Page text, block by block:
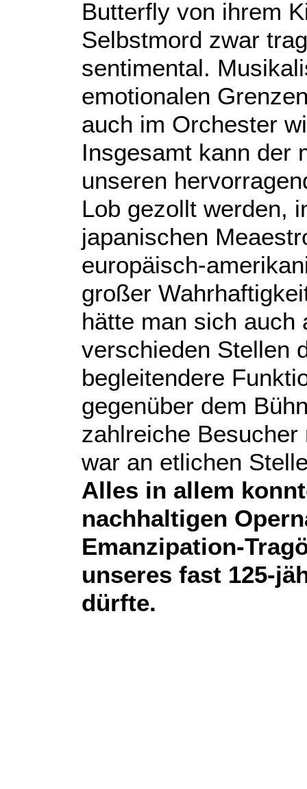
Butterfly von ihrem
Selbstmord zwar
sentimental.
emotionalen
auch im Orchester
Insgesamt kann der
unseren
Lob gezollt werden,
japanischen
europäisch-
großer
hätte man sich auch
verschieden Stellen
begleitendere
gegenüber dem
zahlreiche
war an etlichen
Alles in allem
nachhaltigen
Emanzipation-
unseres fast 125-
dürfte.